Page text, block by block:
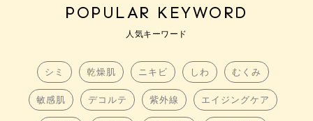
POPULAR KEYWORD
人気キーワード
シミ 乾燥肌 ニキビ しわ むくみ
敏感肌 デコルテ 紫外線 エイジングケア